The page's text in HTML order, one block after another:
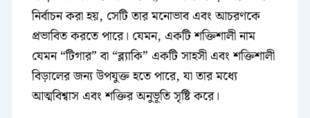
নির্বাচন করা হয়, সেটি তার মনোভাব এবং আচরণকে
প্রভাবিত করতে পারে। যেমন, একটি শক্তিশালী নাম
যেমন “টিগার” বা “ব্ল্যাকি” একটি সাহসী এবং শক্তিশালী
বিড়ালের জন্য উপযুক্ত হতে পারে, যা তার মধ্যে
আত্মবিশ্বাস এবং শক্তির অনুভূতি সৃষ্টি করে।